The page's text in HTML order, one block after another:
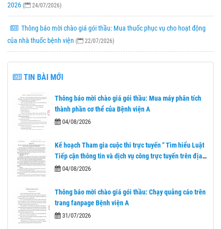
2026 ( 24/07/2026)
Thông báo mời chào giá gói thầu: Mua thuốc phục vụ cho hoạt động
của nhà thuốc bệnh viện ( 22/07/2026)
TIN BÀI MỚI
Thông báo mời chào giá gói thầu: Mua máy phân tích
thành phần cơ thể của Bệnh viện A
04/08/2026
Kế hoạch Tham gia cuộc thi trực tuyến " Tìm hiểu Luật
Tiếp cận thông tin và dịch vụ công trực tuyến trên địa
bàn tỉnh Thái Nguyên"
04/08/2026
Thông báo mời chào giá gói thầu: Chạy quảng cáo trên
trang fanpage Bệnh viện A
31/07/2026